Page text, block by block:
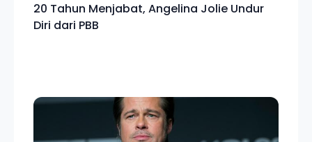
20 Tahun Menjabat, Angelina Jolie Undur
Diri dari PBB